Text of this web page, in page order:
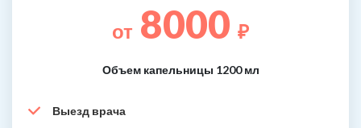
от 8000 ₽
Объем капельницы 1200 мл
Выезд врача